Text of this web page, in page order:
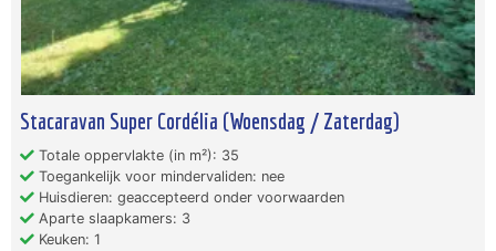
Stacaravan Super Cordélia (Woensdag / Zaterdag)
Totale oppervlakte (in m²): 35
Toegankelijk voor mindervaliden: nee
Huisdieren: geaccepteerd onder voorwaarden
Aparte slaapkamers: 3
Keuken: 1